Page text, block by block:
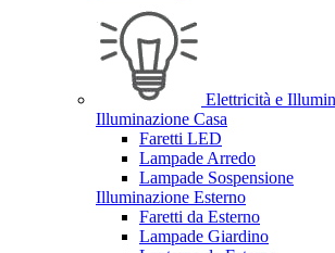
Elettricità e
Illuminazione Casa
Faretti LED
Lampade Arredo
Lampade Sospensione
Illuminazione Esterno
Faretti da Esterno
Lampade Giardino